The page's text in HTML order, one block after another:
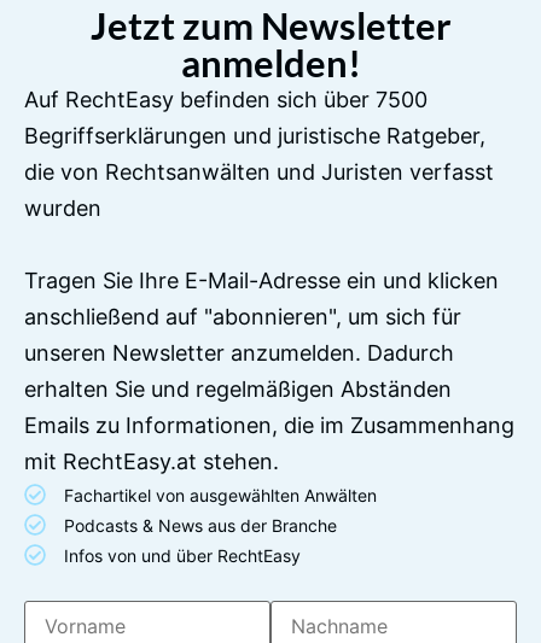
Jetzt zum Newsletter
anmelden!
Auf RechtEasy befinden sich über 7500
Begriffserklärungen und juristische Ratgeber,
die von Rechtsanwälten und Juristen verfasst
wurden
Tragen Sie Ihre E-Mail-Adresse ein und klicken
anschließend auf "abonnieren", um sich für
unseren Newsletter anzumelden. Dadurch
erhalten Sie und regelmäßigen Abständen
Emails zu Informationen, die im Zusammenhang
mit RechtEasy.at stehen.
Fachartikel von ausgewählten Anwälten
Podcasts & News aus der Branche
Infos von und über RechtEasy